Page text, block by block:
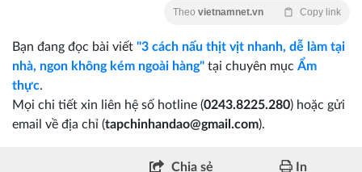
Theo vietnamnet.vn Copy link
Bạn đang đọc bài viết "3 cách nấu thịt vịt nhanh, dễ làm tại
nhà, ngon không kém ngoài hàng" tại chuyên mục Ẩm
thực.
Mọi chi tiết xin liên hệ số hotline (0243.8225.280) hoặc gửi
email về địa chỉ (tapchinhandao@gmail.com).
Chia sẻ In